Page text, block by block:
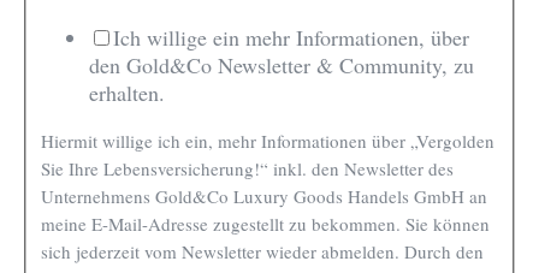
Ich willige ein mehr Informationen, über
den Gold&Co Newsletter & Community, zu
erhalten.
Hiermit willige ich ein, mehr Informationen über „Vergolden
Sie Ihre Lebensversicherung!“ inkl. den Newsletter des
Unternehmens Gold&Co Luxury Goods Handels GmbH an
meine E-Mail-Adresse zugestellt zu bekommen. Sie können
sich jederzeit vom Newsletter wieder abmelden. Durch den